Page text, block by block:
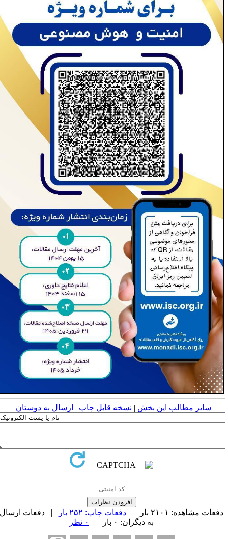
سایر مطالب این بخش | نسخه قابل چاپ| ارسال به دوستان|
دفعات مشاهده: ۲۱۰۱ بار | دفعات چاپ: ۲۵۲ بار
| دفعات ارسال
به دیگران: ۰ بار |